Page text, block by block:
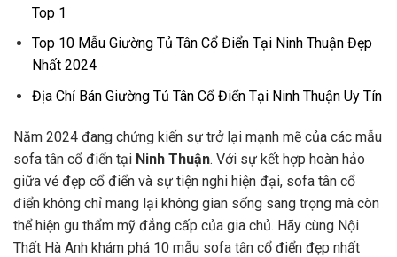
Top 1
Top 10 Mẫu Giường Tủ Tân Cổ Điển Tại Ninh Thuận Đẹp
Nhất 2024
Địa Chỉ Bán Giường Tủ Tân Cổ Điển Tại Ninh Thuận Uy Tín
Năm 2024 đang chứng kiến sự trở lại mạnh mẽ của các mẫu
sofa tân cổ điển tại Ninh Thuận. Với sự kết hợp hoàn hảo
giữa vẻ đẹp cổ điển và sự tiện nghi hiện đại, sofa tân cổ
điển không chỉ mang lại không gian sống sang trọng mà còn
thể hiện gu thẩm mỹ đẳng cấp của gia chủ. Hãy cùng Nội
Thất Hà Anh khám phá 10 mẫu sofa tân cổ điển đẹp nhất